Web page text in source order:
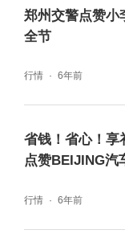
郑州交警点赞小
全节
行情 6年前
省钱！省心！享
点赞BEIJING汽
行情 6年前